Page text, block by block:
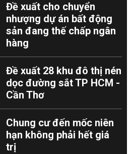
Đề xuất cho chuyển
nhượng dự án bất động
sản đang thế chấp ngân
hàng
Đề xuất 28 khu đô thị nén
dọc đường sắt TP HCM -
Cần Thơ
Chung cư đến mốc niên
hạn không phải hết giá
trị